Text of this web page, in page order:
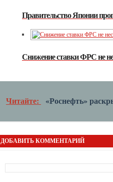
Правительство Японии
Снижение ставки ФРС не
Читайте: «Роснефть»
ДОБАВИТЬ КОММЕНТАРИЙ